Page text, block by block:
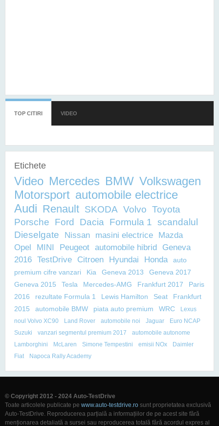
TOP CITIRI (TAB ACTIV)
VIDEO
Etichete
Video Mercedes BMW Volkswagen
Motorsport automobile electrice
Audi Renault SKODA Volvo Toyota
Porsche
Ford Dacia Formula 1 scandalul
Dieselgate
Nissan masini electrice
Mazda
Opel
MINI Peugeot automobile hibrid
Geneva
2016 TestDrive Citroen Hyundai Honda
auto
premium cifre vanzari
Kia Geneva 2013
Geneva 2017
Geneva 2015
Tesla Mercedes-AMG Frankfurt 2017
Paris
2016
rezultate Formula 1 Lewis Hamilton Seat
Frankfurt
2015
automobile BMW piata auto premium WRC
Lexus
noul Volvo XC90
Land Rover automobile noi Jaguar
Euro NCAP
Suzuki
vanzari segmentul premium 2017
automobile autonome
Lamborghini
McLaren Simone Tempestini emisii NOx
Daimler
Fiat
Napoca Rally Academy
© Copyright 2012 - 2024 Auto-TestDrive
Toate articolele publicate pe www.auto-testdrive.ro sunt proprietatea exclusivă
Auto-TestDrive. Reproducerea parțială a informațiilor de pe acest site fără
menționarea detaliată a sursei sau reproducerea totală fără acordul expres al